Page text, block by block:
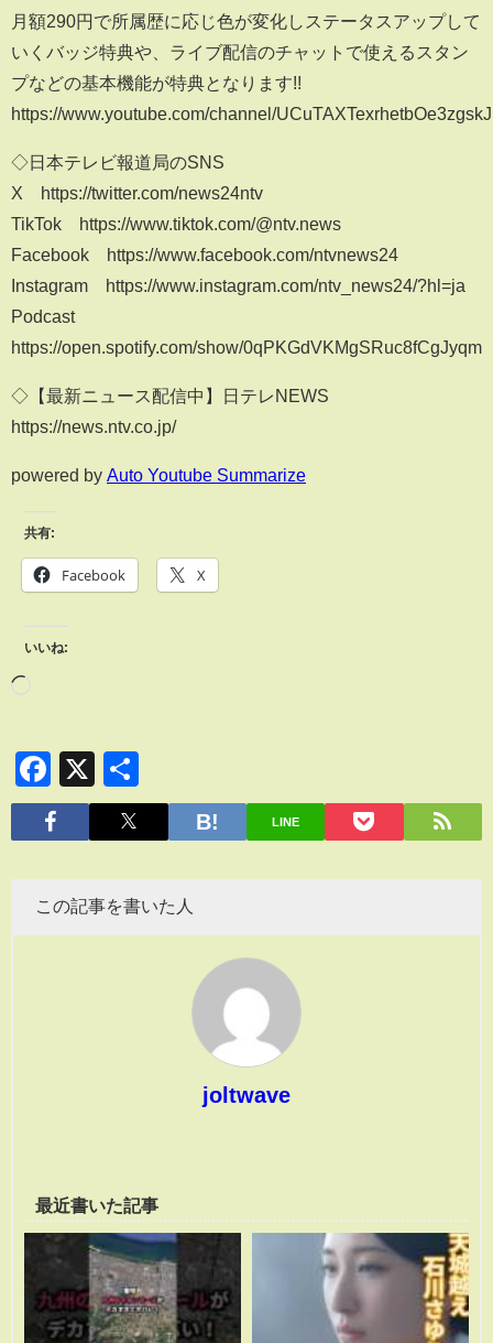
月額290円で所属歴に応じ色が変化しステータスアップして
いくバッジ特典や、ライブ配信のチャットで使えるスタン
プなどの基本機能が特典となります!!
https://www.youtube.com/channel/
◇日本テレビ報道局のSNS
X https://twitter.com/news24ntv
TikTok https://www.tiktok.com/@ntv.news
Facebook https://www.facebook.com/ntvnews24
Instagram https://www.instagram.com/ntv_news24/?hl=ja
Podcast
https://open.spotify.com/show/0qPKGdVKMgSRuc8fCgJyqm
◇【最新ニュース配信中】日テレNEWS
https://news.ntv.co.jp/
powered by Auto Youtube Summarize
共有:
Facebook X
いいね:
Facebook
X
有
LINE
この記事を書いた人
joltwave
最近書いた記事